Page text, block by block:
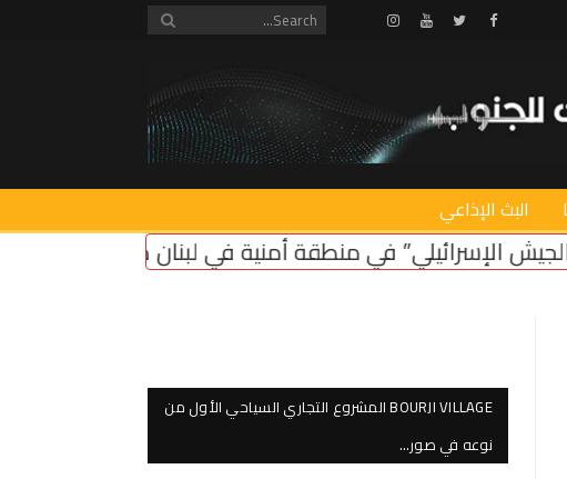
Facebook
Twitter
Youtube
Instagram
البث الإذاعي
في منطقة أمنية في لبنان ضروري لأمن سكان الشمال
BOURJI VILLAGE المشروع التجاري السياحي الأول من
نوعه في صور…